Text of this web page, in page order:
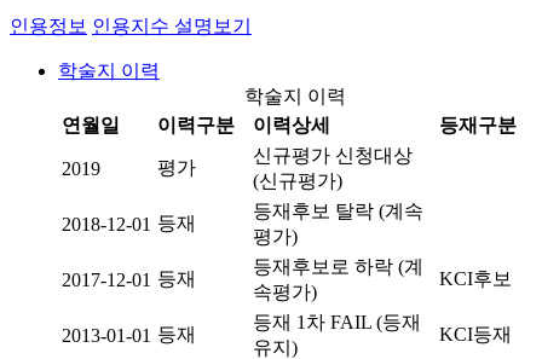
인용정보 인용지수 설명보기
학술지 이력
학술지 이력
연월일
이력구분 이력상세 등재구분
2019 평가
신규평가 신청대상
(신규평가)
2018-12-01 등재
등재후보 탈락 (계속
평가)
2017-12-01 등재
등재후보로 하락 (계
속평가)
KCI후보
2013-01-01 등재
등재 1차 FAIL (등재
유지)
KCI등재